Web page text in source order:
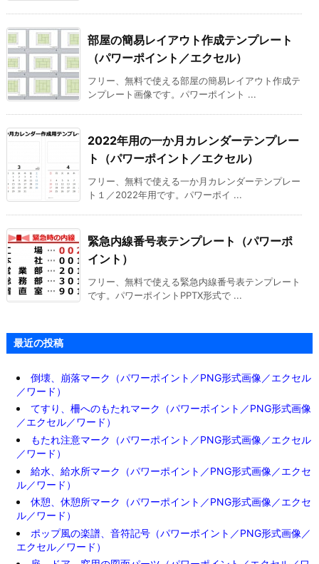
部屋の簡易レイアウト作成テンプレート
（パワーポイント／エクセル）
フリー、無料で使える部屋の簡易レイアウト作成テ
ンプレート画像です。パワーポイント ...
2022年用の一か月カレンダーテンプレー
ト（パワーポイント／エクセル）
フリー、無料で使える一か月カレンダーテンプレー
ト１／2022年用です。パワーポイ ...
緊急内線番号表テンプレート（パワーポ
イント）
フリー、無料で使える緊急内線番号表テンプレート
です。パワーポイントPPTX形式で ...
最近の投稿
倒壊、崩落マーク（パワーポイント／PNG形式画像／エクセル
／ワード）
てすり、柵へのもたれマーク（パワーポイント／PNG形式画像
／エクセル／ワード）
もたれ注意マーク（パワーポイント／PNG形式画像／エクセル
／ワード）
給水、給水所マーク（パワーポイント／PNG形式画像／エクセ
ル／ワード）
休憩、休憩所マーク（パワーポイント／PNG形式画像／エクセ
ル／ワード）
ポップ風の楽譜、音符記号（パワーポイント／PNG形式画像／
エクセル／ワード）